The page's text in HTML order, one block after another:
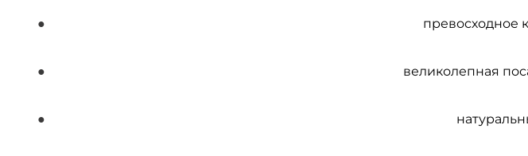
превосходное
великолепная